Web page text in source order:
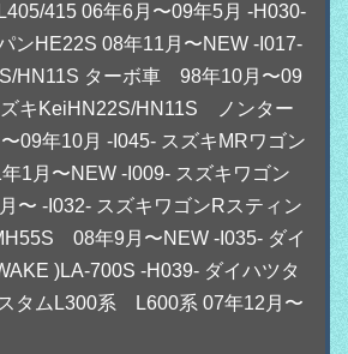
415 06年6月〜09年5月 -H030-
ンHE22S 08年11月〜NEW -I017-
HN11S ターボ車 98年10月〜09
キKeiHN22S/HN11S ノンター
09年10月 -I045- スズキMRワゴン
1月〜NEW -I009- スズキワゴン
〜 -I032- スズキワゴンRスティン
08年9月〜NEW -I035- ダイ
)LA-700S -H039- ダイハツタ
タムL300系 L600系 07年12月〜